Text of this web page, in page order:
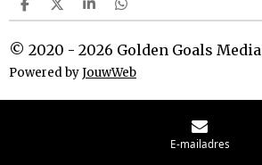
D
e
e
n
D
e
l
S
h
r
e
D
e
e
n
© 2020 - 2026 Golden Goals Media
Powered byJouwWeb
E-mailadres